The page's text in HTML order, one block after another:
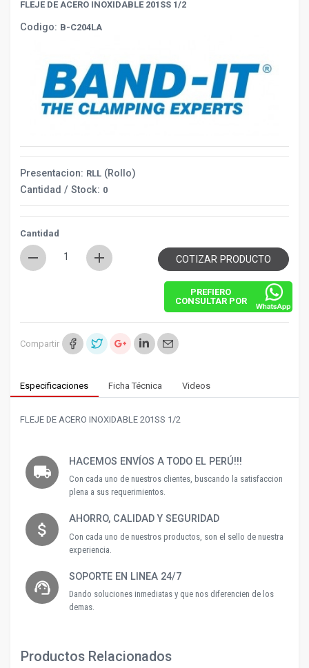
FLEJE DE ACERO INOXIDABLE 201SS 1/2
Codigo: B-C204LA
Presentacion: RLL (Rollo)
Cantidad / Stock: 0
Cantidad
remove add COTIZAR PRODUCTO
PREFIERO
CONSULTAR POR
Compartir
Especificaciones Ficha Técnica Videos
FLEJE DE ACERO INOXIDABLE 201SS 1/2
local_shipping
HACEMOS ENVÍOS A TODO EL PERÚ!!!
Con cada uno de nuestros clientes, buscando la satisfaccion
plena a sus requerimientos.
attach_money
AHORRO, CALIDAD Y SEGURIDAD
Con cada uno de nuestros productos, son el sello de nuestra
experiencia.
support_agent
SOPORTE EN LINEA 24/7
Dando soluciones inmediatas y que nos diferencien de los
demas.
Productos Relacionados